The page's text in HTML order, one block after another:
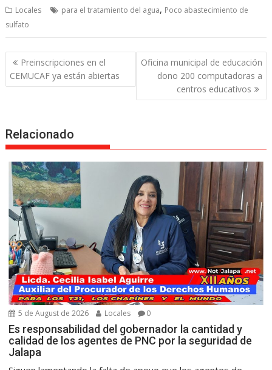
Locales para el tratamiento del agua, Poco abastecimiento de
sulfato
Post
navigation
Preinscripciones en el
CEMUCAF ya están abiertas
Oficina municipal de educación
dono 200 computadoras a
centros educativos
Relacionado
5 de August de 2026 Locales 0
Es responsabilidad del gobernador la cantidad y
calidad de los agentes de PNC por la seguridad de
Jalapa